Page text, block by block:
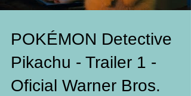
POKÉMON Detective
Pikachu - Trailer 1 -